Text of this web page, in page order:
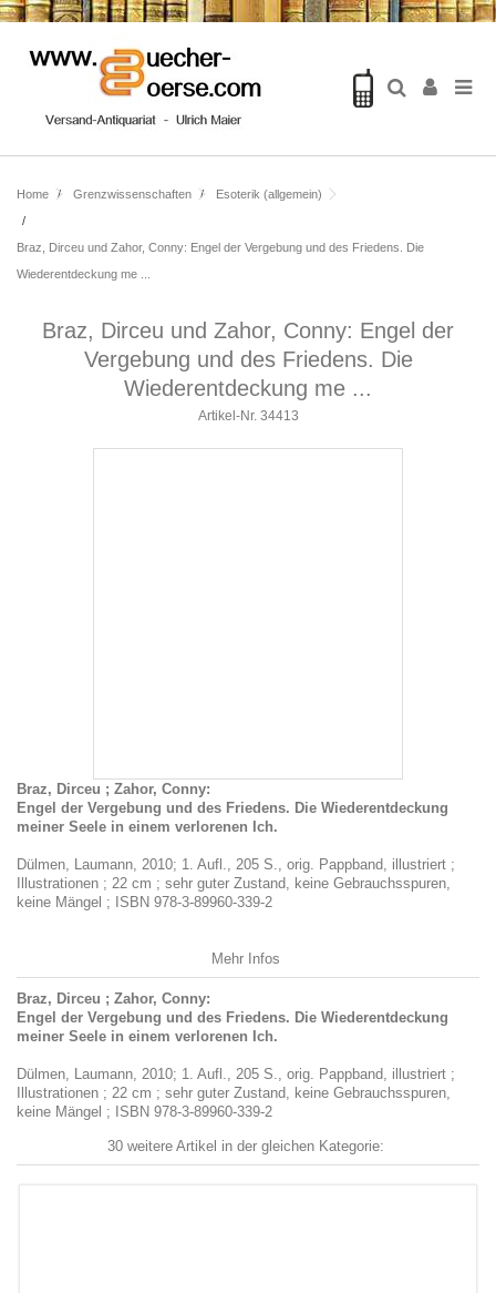
Home Grenzwissenschaften Esoterik (allgemein)
Braz, Dirceu und Zahor, Conny: Engel der Vergebung und des Friedens. Die
Wiederentdeckung me ...
Braz, Dirceu und Zahor, Conny: Engel der
Vergebung und des Friedens. Die
Wiederentdeckung me ...
Artikel-Nr. 34413
Braz, Dirceu ; Zahor, Conny:
Engel der Vergebung und des Friedens. Die Wiederentdeckung
meiner Seele in einem verlorenen Ich.
Dülmen, Laumann, 2010; 1. Aufl., 205 S., orig. Pappband, illustriert ;
Illustrationen ; 22 cm ; sehr guter Zustand, keine Gebrauchsspuren,
keine Mängel ; ISBN 978-3-89960-339-2
Mehr Infos
Braz, Dirceu ; Zahor, Conny:
Engel der Vergebung und des Friedens. Die Wiederentdeckung
meiner Seele in einem verlorenen Ich.
Dülmen, Laumann, 2010; 1. Aufl., 205 S., orig. Pappband, illustriert ;
Illustrationen ; 22 cm ; sehr guter Zustand, keine Gebrauchsspuren,
keine Mängel ; ISBN 978-3-89960-339-2
30 weitere Artikel in der gleichen Kategorie: